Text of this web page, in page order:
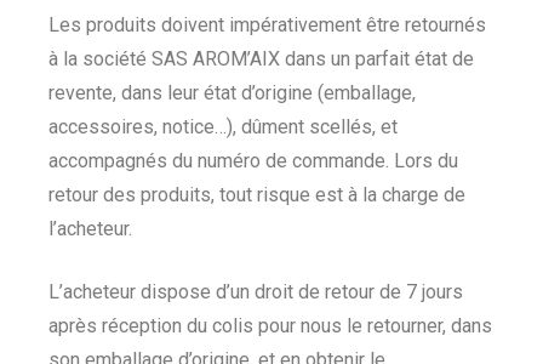
Les produits doivent impérativement être retournés
à la société SAS AROM’AIX dans un parfait état de
revente, dans leur état d’origine (emballage,
accessoires, notice…), dûment scellés, et
accompagnés du numéro de commande. Lors du
retour des produits, tout risque est à la charge de
l’acheteur.
L’acheteur dispose d’un droit de retour de 7 jours
après réception du colis pour nous le retourner, dans